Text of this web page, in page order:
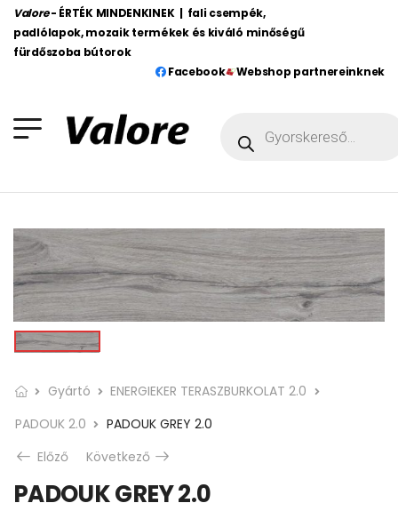
Valore - ÉRTÉK MINDENKINEK | fali csempék,
padlólapok, mozaik termékek és kiváló minőségű
fürdőszoba bútorok
Facebook
Webshop partnereinknek
Gyártó
ENERGIEKER TERASZBURKOLAT 2.0
PADOUK 2.0
PADOUK GREY 2.0
Előző
Következő
PADOUK GREY 2.0